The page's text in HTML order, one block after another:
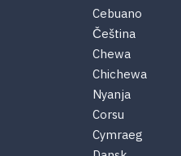
Cebuano
Čeština
Chewa
Chichewa
Nyanja
Corsu
Cymraeg